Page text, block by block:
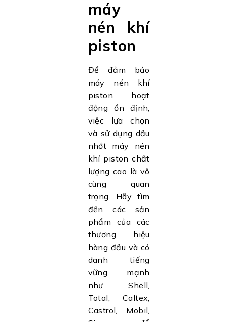
máy
nén khí
piston
Để đảm bảo
máy nén khí
piston hoạt
động ổn định,
việc lựa chọn
và sử dụng dầu
nhớt máy nén
khí piston chất
lượng cao là vô
cùng quan
trọng. Hãy tìm
đến các sản
phẩm của các
thương hiệu
hàng đầu và có
danh tiếng
vững mạnh
như Shell,
Total, Caltex,
Castrol, Mobil,